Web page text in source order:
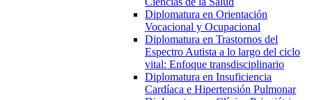
Diplomatura en Orientación
Vocacional y Ocupacional
Diplomatura en Trastornos del
Espectro Autista a lo largo del ciclo
vital: Enfoque transdisciplinario
Diplomatura en Insuficiencia
Cardíaca e Hipertensión Pulmonar